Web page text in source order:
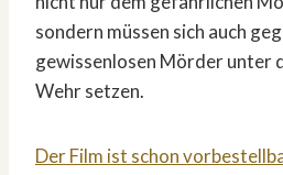
sondern müssen sich auch
gewissenlosen Mörder unter
Wehr setzen.
Der Film ist schon